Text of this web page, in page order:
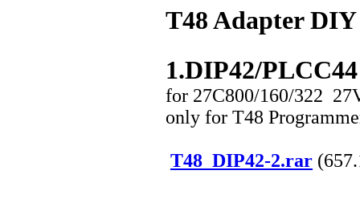
T48 Adapter
1.DIP42/PLCC44
for 27C800/160/322
only for T48
T48_DIP42-2.rar